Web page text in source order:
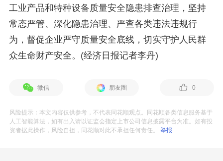
工业产品和特种设备质量安全隐患排查治理，坚持
常态严管、深化隐患治理、严查各类违法违规行
为，督促企业严守质量安全底线，切实守护人民群
众生命财产安全。(经济日报记者李丹)
微信 朋友圈 0
风险提示：本文内容仅供参考，不代表同花顺观点。同花顺各类信息服务基于
人工智能算法，如有出入请以证监会指定上市公司信息披露平台为准。如有投
资者据此操作，风险自担，同花顺对此不承担任何责任。举报